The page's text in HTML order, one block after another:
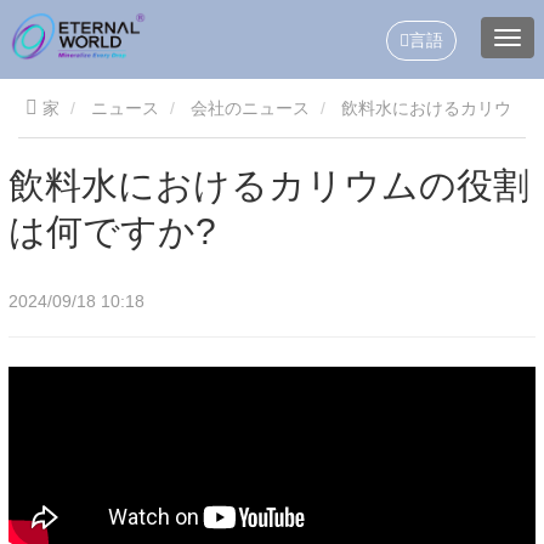
言語
家 ニュース 会社のニュース
ムの役割は何ですか?
飲料水におけるカリウムの役割
は何ですか?
2024/09/18 10:18